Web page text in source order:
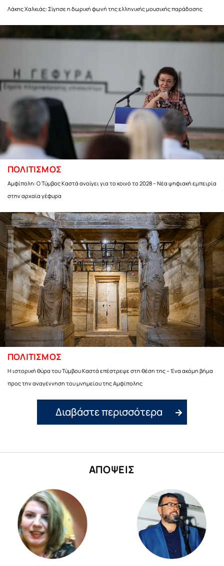
Λάκης Χαλκιάς: Σίγησε η δωρική φωνή της ελληνικής μουσικής παράδοσης
ΠΟΛΙΤΙΣΜΟΣ
Αμφίπολη: Ο Τύμβος Καστά ανοίγει για το κοινό το 2028 – Νέα ψηφιακή εμπειρία
στην αρχαία γέφυρα
ΠΟΛΙΤΙΣΜΟΣ
Η ιστορική θύρα του Τύμβου Καστά επέστρεψε στη θέση της – Ένα ακόμη βήμα
προς την αναγέννηση του μνημείου της Αμφίπολης
Διαβάστε περισσότερα
ΑΠΟΨΕΙΣ